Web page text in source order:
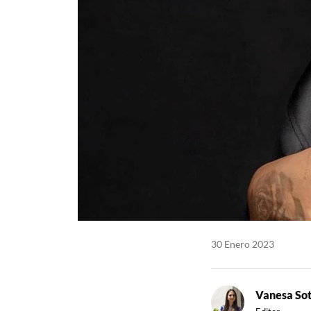
30 Enero 2023
Vanesa